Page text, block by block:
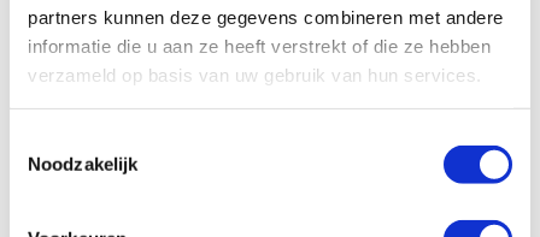
partners kunnen deze gegevens combineren met andere
informatie die u aan ze heeft verstrekt of die ze hebben
verzameld op basis van uw gebruik van hun services.
Noodzakelijk